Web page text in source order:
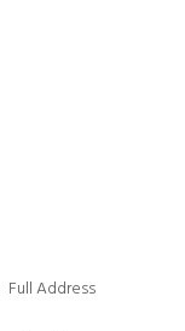
Full Address: